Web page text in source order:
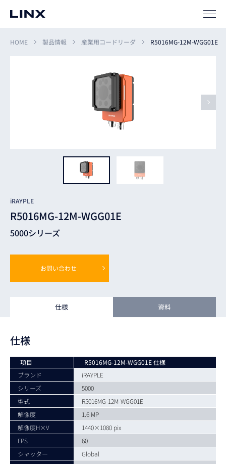
HOME 製品情報 産業用コードリーダ R5016MG-12M-WGG01E
iRAYPLE
R5016MG-12M-WGG01E
5000シリーズ
お問い合わせ
仕様 資料
仕様
項目
R5016MG-12M-WGG01E 仕様
ブランド
iRAYPLE
シリーズ
5000
型式
R5016MG-12M-WGG01E
解像度
1.6 MP
解像度H×V
1440×1080 pix
FPS
60
シャッター
Global